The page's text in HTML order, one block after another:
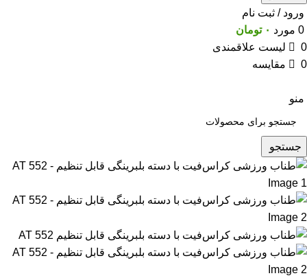
ورود / ثبت نام
0 مورد ۰ تومان
0
لیست علاقمندی
0
مقایسه
منو
جستجو